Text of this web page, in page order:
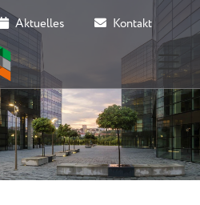
Aktuelles Kontakt